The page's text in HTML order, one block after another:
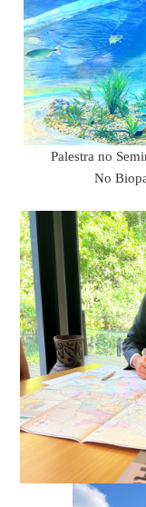
Palestra no
No